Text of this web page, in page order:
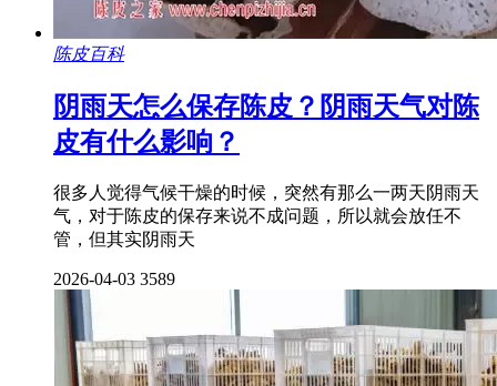
陈皮百科
阴雨天怎么保存陈皮？阴雨天气对陈
皮有什么影响？
很多人觉得气候干燥的时候，突然有那么一两天阴雨天
气，对于陈皮的保存来说不成问题，所以就会放任不
管，但其实阴雨天
2026-04-03 3589